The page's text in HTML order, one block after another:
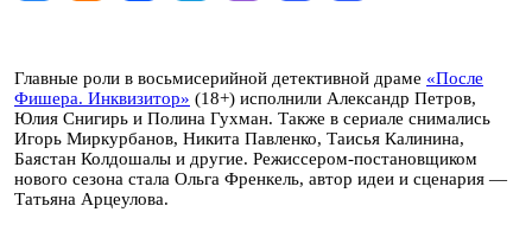
Главные роли в восьмисерийной детективной драме «После
Фишера. Инквизитор» (18+) исполнили Александр Петров,
Юлия Снигирь и Полина Гухман. Также в сериале снимались
Игорь Миркурбанов, Никита Павленко, Таисья Калинина,
Баястан Колдошалы и другие. Режиссером-постановщиком
нового сезона стала Ольга Френкель, автор идеи и сценария —
Татьяна Арцеулова.